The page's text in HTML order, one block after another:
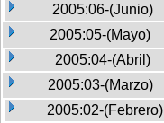
2005:06-(Junio)
2005:05-(Mayo)
2005:04-(Abril)
2005:03-(Marzo)
2005:02-(Febrero)